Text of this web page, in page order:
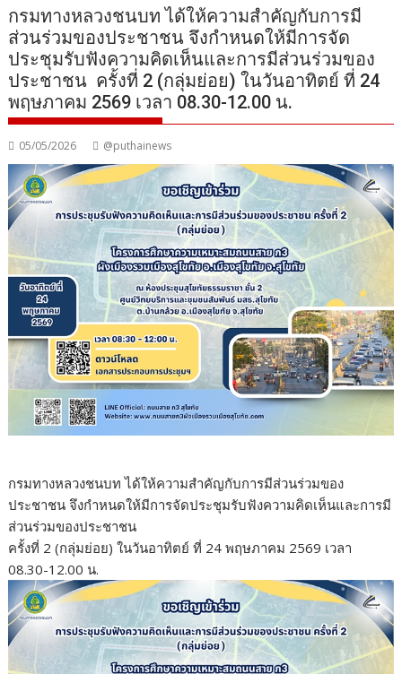
กรมทางหลวงชนบท ได้ให้ความสำคัญกับการมี
ส่วนร่วมของประชาชน จึงกำหนดให้มีการจัด
ประชุมรับฟังความคิดเห็นและการมีส่วนร่วมของ
ประชาชน ครั้งที่ 2 (กลุ่มย่อย) ในวันอาทิตย์ ที่ 24
พฤษภาคม 2569 เวลา 08.30-12.00 น.
05/05/2026 @puthainews
กรมทางหลวงชนบท ได้ให้ความสำคัญกับการมีส่วนร่วมของ
ประชาชน จึงกำหนดให้มีการจัดประชุมรับฟังความคิดเห็นและการมี
ส่วนร่วมของประชาชน
ครั้งที่ 2 (กลุ่มย่อย) ในวันอาทิตย์ ที่ 24 พฤษภาคม 2569 เวลา
08.30-12.00 น.